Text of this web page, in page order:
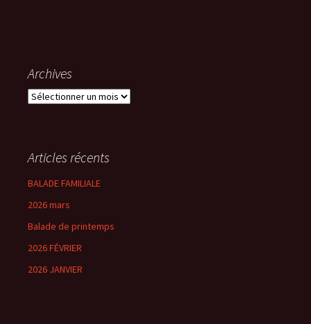
Archives
Archives
Articles récents
BALADE FAMILIALE
2026 mars
Balade de printemps
2026 FÉVRIER
2026 JANVIER